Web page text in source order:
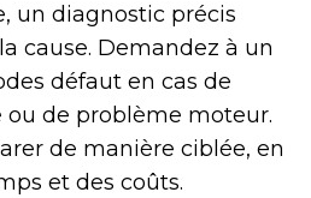
un diagnostic précis
cause. Demandez à un
défaut en cas de
de problème moteur.
de manière ciblée, en
et des coûts.